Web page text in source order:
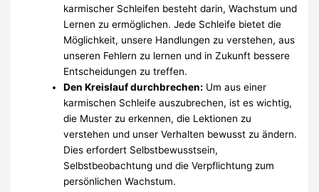
karmischer Schleifen besteht darin, Wachstum und
Lernen zu ermöglichen. Jede Schleife bietet die
Möglichkeit, unsere Handlungen zu verstehen, aus
unseren Fehlern zu lernen und in Zukunft bessere
Entscheidungen zu treffen.
Den Kreislauf durchbrechen: Um aus einer
karmischen Schleife auszubrechen, ist es wichtig,
die Muster zu erkennen, die Lektionen zu
verstehen und unser Verhalten bewusst zu ändern.
Dies erfordert Selbstbewusstsein,
Selbstbeobachtung und die Verpflichtung zum
persönlichen Wachstum.